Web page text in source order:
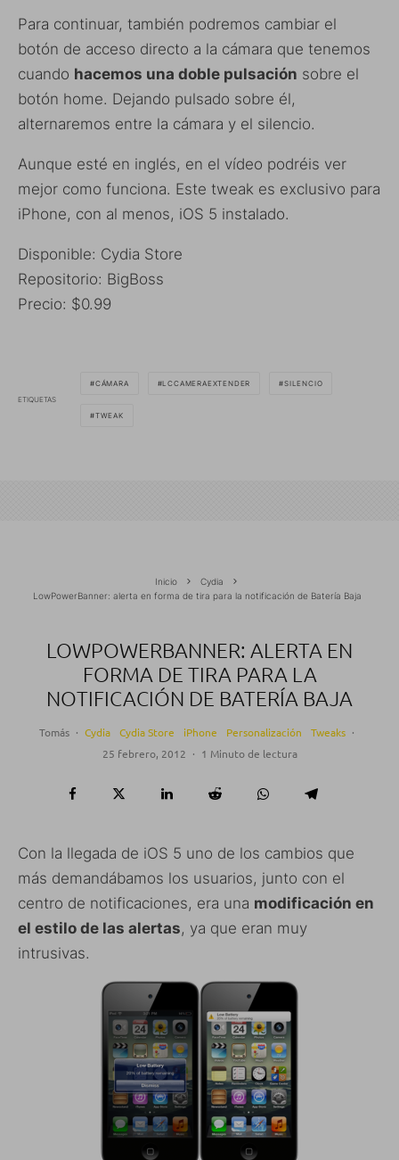
Para continuar, también podremos cambiar el
botón de acceso directo a la cámara que tenemos
cuando hacemos una doble pulsación sobre el
botón home. Dejando pulsado sobre él,
alternaremos entre la cámara y el silencio.
Aunque esté en inglés, en el vídeo podréis ver
mejor como funciona. Este tweak es exclusivo para
iPhone, con al menos, iOS 5 instalado.
Disponible: Cydia Store
Repositorio: BigBoss
Precio: $0.99
ETIQUETAS
CÁMARA LCCAMERAEXTENDER SILENCIO
TWEAK
Inicio
Cydia
LowPowerBanner: alerta en forma de tira para la notificación de Batería Baja
LOWPOWERBANNER: ALERTA EN
FORMA DE TIRA PARA LA
NOTIFICACIÓN DE BATERÍA BAJA
Tomás · Cydia Cydia Store iPhone Personalización Tweaks ·
25 febrero, 2012 · 1 Minuto de lectura
Con la llegada de iOS 5 uno de los cambios que
más demandábamos los usuarios, junto con el
centro de notificaciones, era una modificación en
el estilo de las alertas, ya que eran muy
intrusivas.